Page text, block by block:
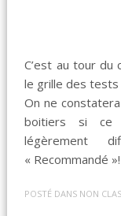
C’est au tour du
le grille des tests
On ne
boitiers si ce
légèrement
« Recommandé »!
POSTÉ DANS NON